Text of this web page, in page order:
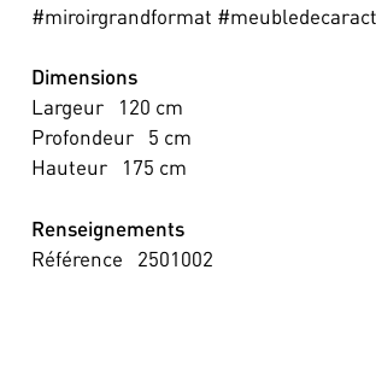
#miroirgrandformat
Dimensions
Largeur
120 cm
Profondeur
5 cm
Hauteur
175 cm
Renseignements
Référence
2501002